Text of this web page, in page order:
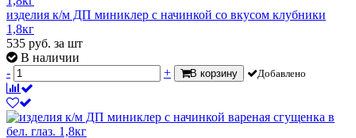
изделия к/м ДП миниклер с начинкой со вкусом клубники
1,8кг
535 руб. за шт
В наличии
-
+ В корзину Добавлено